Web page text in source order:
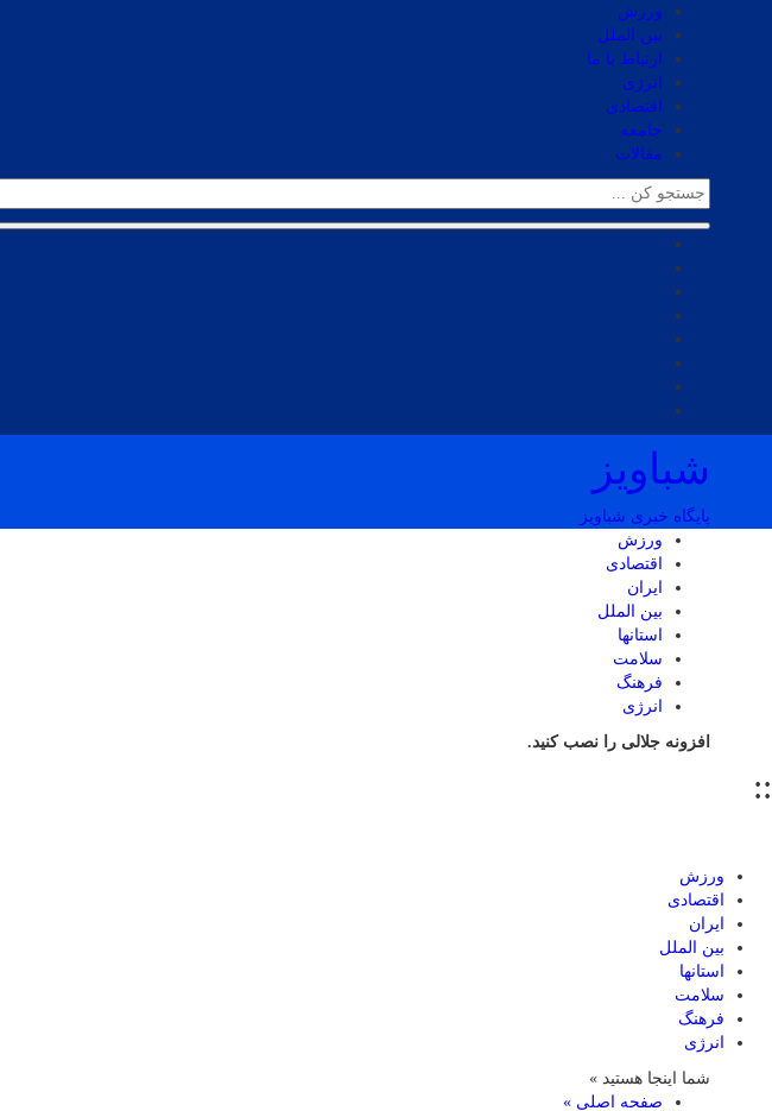
ورزش
بین الملل
ارتباط با ما
انرژی
اقتصادی
جامعه
مقالات
شباویز
پایگاه خبری شباویز
ورزش
اقتصادی
ایران
بین الملل
استانها
سلامت
فرهنگ
انرژی
افزونه جلالی را نصب کنید.
::
ورزش
اقتصادی
ایران
بین الملل
استانها
سلامت
فرهنگ
انرژی
شما اینجا هستید »
صفحه اصلی »